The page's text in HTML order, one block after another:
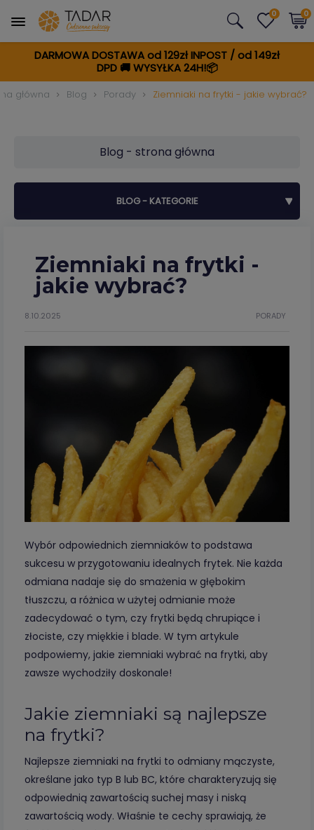
DARMOWA DOSTAWA od 129zł INPOST / od 149zł
DPD🚚WYSYŁKA 24H!📦
0 0
główna Blog Porady Ziemniaki na frytki - jakie wybrać?
BLOG - KATEGORIE
Blog - strona główna
Ziemniaki na frytki -
jakie wybrać?
PORADY
8.10.2025
Wybór odpowiednich ziemniaków to podstawa
sukcesu w przygotowaniu idealnych frytek. Nie każda
odmiana nadaje się do smażenia w głębokim
tłuszczu, a różnica w użytej odmianie może
zadecydować o tym, czy frytki będą chrupiące i
złociste, czy miękkie i blade. W tym artykule
podpowiemy, jakie ziemniaki wybrać na frytki, aby
zawsze wychodziły doskonale!
Jakie ziemniaki są najlepsze
na frytki?
Najlepsze ziemniaki na frytki to odmiany mączyste,
określane jako typ B lub BC, które charakteryzują się
odpowiednią zawartością suchej masy i niską
zawartością wody. Właśnie te cechy sprawiają, że